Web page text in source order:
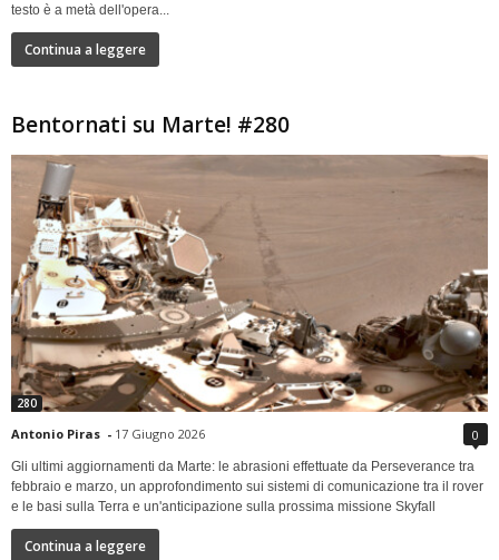
testo è a metà dell'opera...
Continua a leggere
Bentornati su Marte! #280
280
Antonio Piras - 17 Giugno 2026 0
Gli ultimi aggiornamenti da Marte: le abrasioni effettuate da Perseverance tra
febbraio e marzo, un approfondimento sui sistemi di comunicazione tra il rover
e le basi sulla Terra e un'anticipazione sulla prossima missione Skyfall
Continua a leggere